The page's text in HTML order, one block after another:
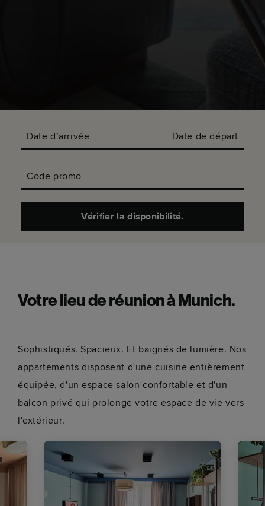
Date d’arrivée Date de départ
Code promo
Vérifier la disponibilité.
Votre lieu de réunion à Munich.
Sophistiqués. Spacieux. Et baignés de lumière. Nos
appartements disposent d'une cuisine entièrement
équipée, d'un espace salon confortable et d'un
balcon privé qui prolonge votre espace de vie vers
l'extérieur.